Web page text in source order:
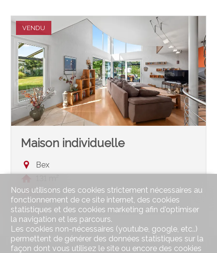
VENDU
Maison individuelle
Bex
1'188 m²
5.5
Nous utilisons des cookies strictement nécessaires au
fonctionnement de ce site internet, des cookies
statistiques et des cookies marketing afin d'optimiser
la navigation et les parcours.
Les cookies non-nécessaires (youtube, google, etc..)
permettent de générer des données statistiques sur la
façon dont vous utilisez le site ou encore des cookies